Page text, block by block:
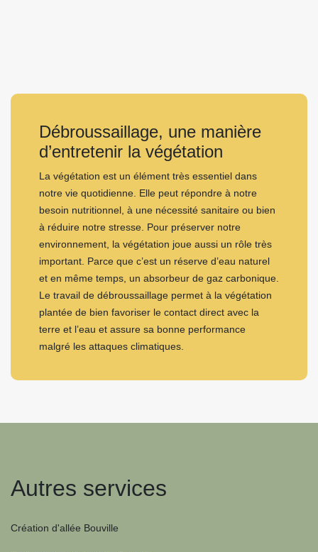
Débroussaillage, une manière
d’entretenir la végétation
La végétation est un élément très essentiel dans
notre vie quotidienne. Elle peut répondre à notre
besoin nutritionnel, à une nécessité sanitaire ou bien
à réduire notre stresse. Pour préserver notre
environnement, la végétation joue aussi un rôle très
important. Parce que c’est un réserve d’eau naturel
et en même temps, un absorbeur de gaz carbonique.
Le travail de débroussaillage permet à la végétation
plantée de bien favoriser le contact direct avec la
terre et l’eau et assure sa bonne performance
malgré les attaques climatiques.
Autres services
Création d'allée Bouville